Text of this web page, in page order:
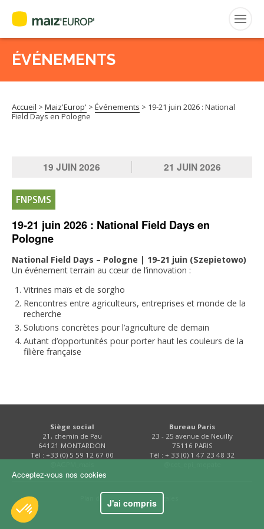
Rechercher
:
MAIZ’EUROP’
CERTIFICATION CE2+
FNPSMS
CEPM
IRRIGANTS DE FRANCE
EMPLOI
ÉVÉNEMENTS
Accueil > Maiz'Europ' > Événements > 19-21 juin 2026 : National
Field Days en Pologne
19 JUIN2026 21 JUIN2026
FNPSMS
19-21 juin 2026 : National Field Days en
Pologne
National Field Days – Pologne | 19-21 juin (Szepietowo)
Un événement terrain au cœur de l’innovation :
Vitrines maïs et de sorgho
Rencontres entre agriculteurs, entreprises et monde de la
recherche
Solutions concrètes pour l’agriculture de demain
Autant d’opportunités pour porter haut les couleurs de la
filière française
Siège social
21, chemin de Pau
64121 MONTARDON
Tél : +33 (0) 5 59 12 67 00
Bureau Paris
23 - 25 avenue de Neuilly
75116 PARIS
Tél : + 33 (0) 1 47 23 48 32
Acceptez-vous nos cookies
J'ai compris